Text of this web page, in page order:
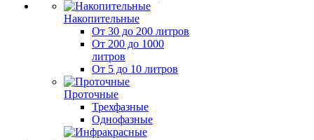
Накопительные
От 30 до 200 литров
От 200 до 1000
литров
От 5 до 10 литров
Проточные
Трехфазные
Однофазные